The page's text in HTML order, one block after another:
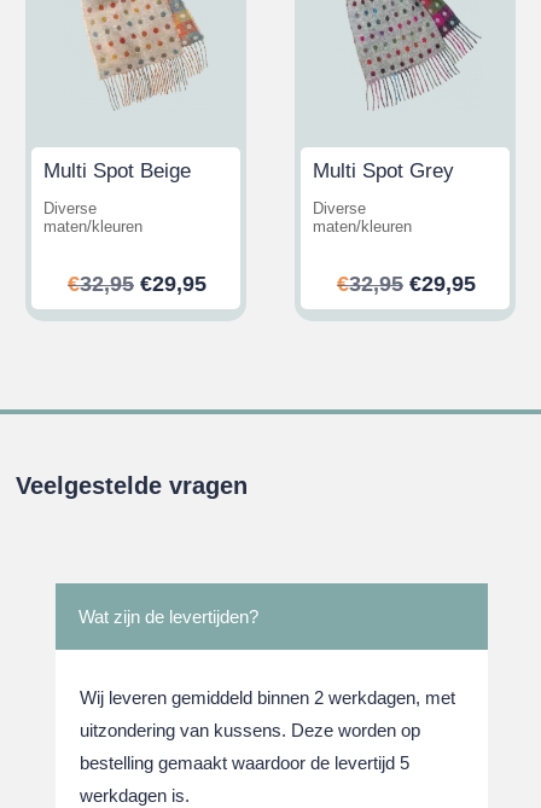
Multi Spot Beige
Diverse
maten/kleuren
€32,95 Oorspronkelijke
prijs
€29,95Huidige
prijs
Multi Spot Grey
Diverse
maten/kleuren
€32,95
prijs
€29,95
prijs
Veelgestelde vragen
Wat zijn de levertijden?
Wij leveren gemiddeld binnen 2 werkdagen, met
uitzondering van kussens. Deze worden op
bestelling gemaakt waardoor de levertijd 5
werkdagen is.